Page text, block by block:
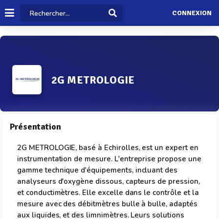
CONNEXION
2G METROLOGIE
Présentation
2G METROLOGIE, basé à Echirolles, est un expert en
instrumentation de mesure. L'entreprise propose une
gamme technique d'équipements, incluant des
analyseurs d'oxygène dissous, capteurs de pression,
et conductimètres. Elle excelle dans le contrôle et la
mesure avec des débitmètres bulle à bulle, adaptés
aux liquides, et des limnimètres. Leurs solutions